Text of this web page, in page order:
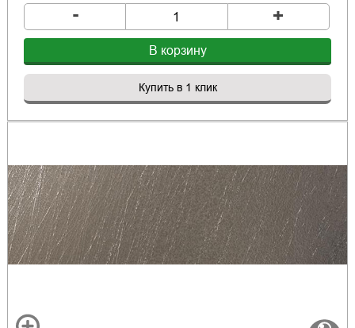
- +
В корзину
Купить в 1 клик